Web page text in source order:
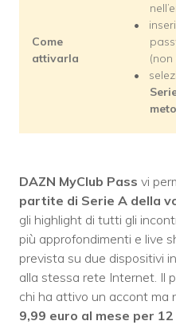
Come
attivarla
DAZN MyClub Pass vi
partite di Serie A della
gli highlight di tutti gli
più approfondimenti e live
prevista su due dispositivi
alla stessa rete Internet. Il
chi ha attivo un accont ma
9,99 euro al mese per 12